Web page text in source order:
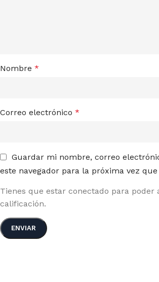
Nombre *
Correo electrónico *
Guardar mi nombre, correo
este navegador para la próxima vez
Tienes que estar conectado para poder
calificación.